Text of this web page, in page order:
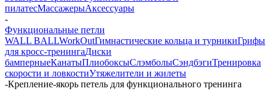
пилатесМассажерыАксессуары
-
Функциональные петли
WALL BALLWorkOutГимнастические кольца и турникиГрифы
для кросс-тренингаДиски
бамперныеКанатыПлиобоксыСлэмболыСэндбэгиТренировка
скорости и ловкостиУтяжелители и жилеты
-Крепление-якорь петель для функционального тренинга